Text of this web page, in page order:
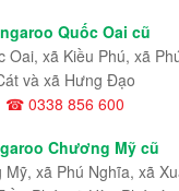
Quốc Oai cũ
Oai, xã Kiều Phú, xã
và xã Hưng Đạo
☎ 0338 856 600
Chương Mỹ cũ
Mỹ, xã Phú Nghĩa, xã